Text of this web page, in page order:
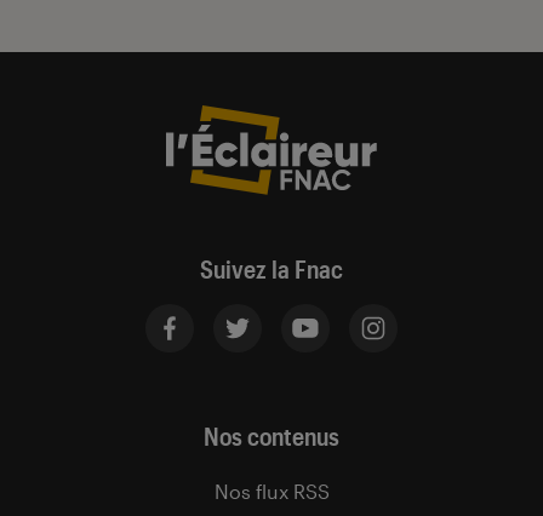
Suivez la Fnac
Nos contenus
Nos flux RSS